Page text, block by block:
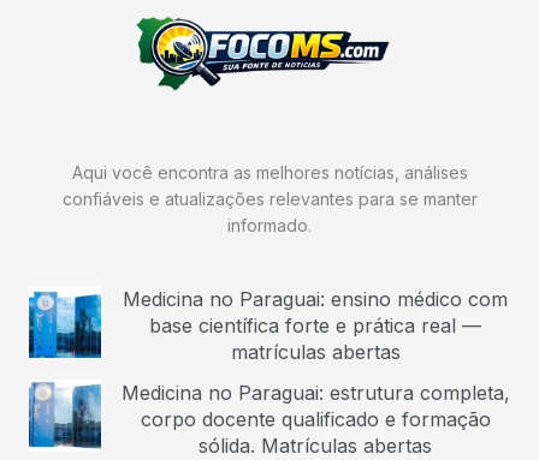
Aqui você encontra as melhores notícias, análises
confiáveis e atualizações relevantes para se manter
informado.
Medicina no Paraguai: ensino médico com
base científica forte e prática real —
matrículas abertas
Medicina no Paraguai: estrutura completa,
corpo docente qualificado e formação
sólida. Matrículas abertas